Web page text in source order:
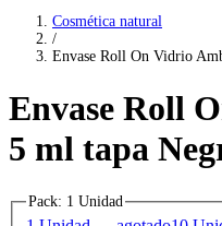
Cosmética natural
/
Envase Roll On Vidrio
Envase Roll
5 ml tapa
Pack: 1 Unidad